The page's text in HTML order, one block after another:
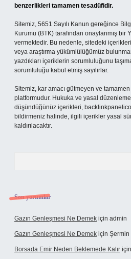
benzerlikleri tamamen tesadüfidir.
Sitemiz, 5651 Sayılı Kanun gereğince
Kurumu (BTK) tarafından onaylanmış bir
vermektedir. Bu nedenle, sitedeki
veya araştırma yükümlülüğümüz
yazdıkları içeriklerin sorumluluğunu
sorumluluğu kabul etmiş sayılırlar.
Sitemiz, kar amacı gütmeyen ve
platformudur. Hukuka ve yasal
düşündüğünüz içerikleri,
bildirmeniz halinde, ilgili içerikler yasal
kaldırılacaktır.
Son yorumlar
Gazın Genleşmesi Ne Demek için admin
Gazın Genleşmesi Ne Demek için Şermin
Borsada Emir Neden Beklemede Kalır için